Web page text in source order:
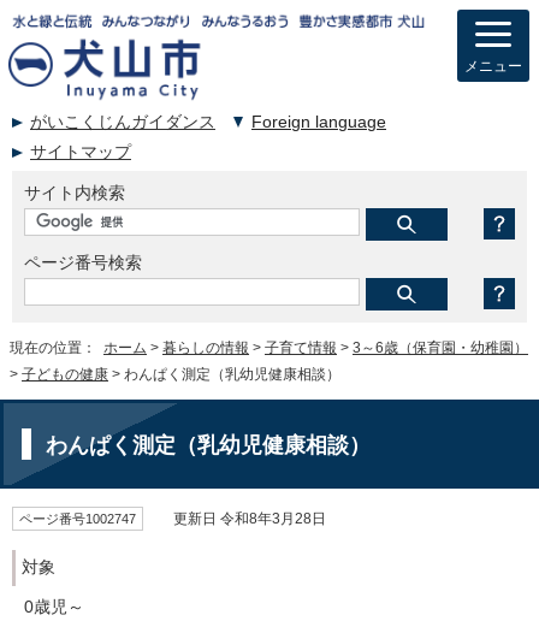
がいこくじんガイダンス
Foreign language
サイトマップ
サイト内検索
ページ番号検索
メニュー
現在の位置： ホーム > 暮らしの情報 > 子育て情報 > 3～6歳（保育園・幼稚園）
> 子どもの健康 > わんぱく測定（乳幼児健康相談）
わんぱく測定（乳幼児健康相談）
ページ番号1002747 更新日 令和8年3月28日
対象
0歳児～